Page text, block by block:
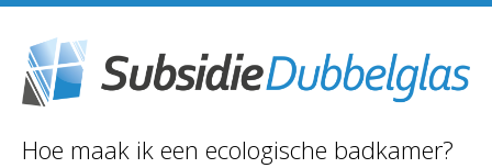
Hoe maak ik een ecologische badkamer?